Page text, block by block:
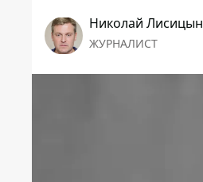
Николай Лисицын
ЖУРНАЛИСТ